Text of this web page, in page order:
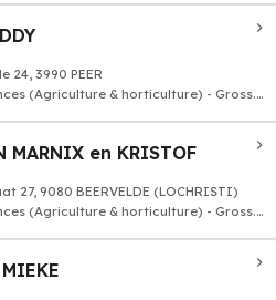
24, 3990 PEER
(Agriculture & horticulture) - Gross.
MARNIX en KRISTOF
27, 9080 BEERVELDE (LOCHRISTI)
(Agriculture & horticulture) - Gross.